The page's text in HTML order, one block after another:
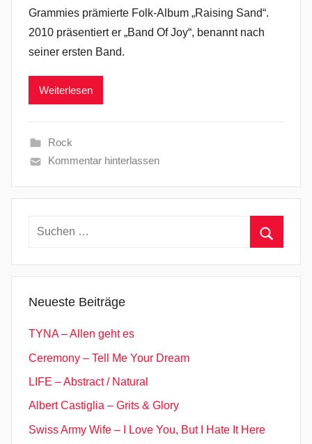
Grammies prämierte Folk-Album „Raising Sand“.
2010 präsentiert er „Band Of Joy“, benannt nach
seiner ersten Band.
Weiterlesen
Rock
Kommentar hinterlassen
Suchen
Neueste Beiträge
TYNA – Allen geht es
Ceremony – Tell Me Your Dream
LIFE – Abstract / Natural
Albert Castiglia – Grits & Glory
Swiss Army Wife – I Love You, But I Hate It Here